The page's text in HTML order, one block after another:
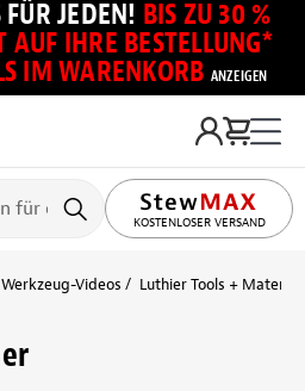
JEDEN! BIS ZU 30 %
AUF IHRE BESTELLUNG*
IM WARENKORB ANZEIGEN
KOSTENLOSER VERSAND
Werkzeug-Videos Luthier Tools +